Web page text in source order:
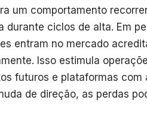
um comportamento
durante ciclos de alta. Em
entram no mercado
Isso estimula
futuros e plataformas com
de direção, as perdas